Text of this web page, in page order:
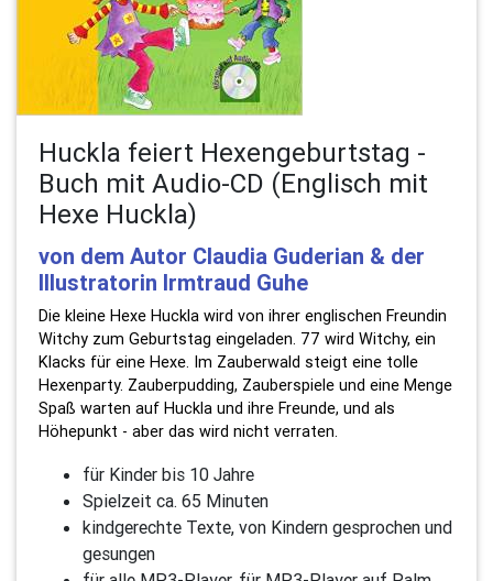
Huckla feiert Hexengeburtstag -
Buch mit Audio-CD (Englisch mit
Hexe Huckla)
von dem Autor Claudia Guderian & der
Illustratorin Irmtraud Guhe
Die kleine Hexe Huckla wird von ihrer englischen Freundin
Witchy zum Geburtstag eingeladen. 77 wird Witchy, ein
Klacks für eine Hexe. Im Zauberwald steigt eine tolle
Hexenparty. Zauberpudding, Zauberspiele und eine Menge
Spaß warten auf Huckla und ihre Freunde, und als
Höhepunkt - aber das wird nicht verraten.
für Kinder bis 10 Jahre
Spielzeit ca. 65 Minuten
kindgerechte Texte, von Kindern gesprochen und
gesungen